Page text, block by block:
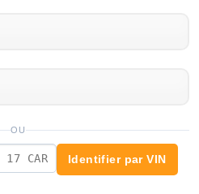
OU
Identifier par VIN